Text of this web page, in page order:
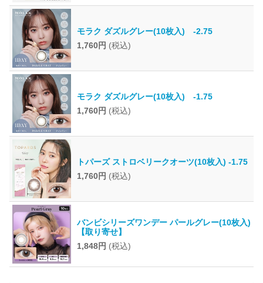
モラク ダズルグレー(10枚入) -2.75
1,760円 (税込)
モラク ダズルグレー(10枚入) -1.75
1,760円 (税込)
トパーズ ストロベリークオーツ(10枚入) -1.75
1,760円 (税込)
バンビシリーズワンデー パールグレー(10枚入)
【取り寄せ】
1,848円 (税込)